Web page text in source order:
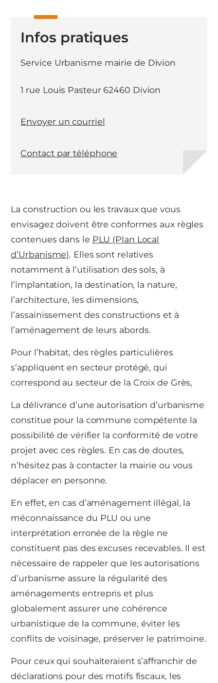
La construction ou les travaux que vous
envisagez doivent être conformes aux règles
contenues dans le PLU (Plan Local
d’Urbanisme). Elles sont relatives
notamment à l’utilisation des sols, à
l’implantation, la destination, la nature,
l’architecture, les dimensions,
l’assainissement des constructions et à
l’aménagement de leurs abords.
Pour l’habitat, des règles particulières
s’appliquent en secteur protégé, qui
correspond au secteur de la Croix de Grès,
La délivrance d’une autorisation d’urbanisme
constitue pour la commune compétente la
possibilité de vérifier la conformité de votre
projet avec ces règles. En cas de doutes,
n’hésitez pas à contacter la mairie ou vous
déplacer en personne.
En effet, en cas d’aménagement illégal, la
méconnaissance du PLU ou une
interprétation erronée de la règle ne
constituent pas des excuses recevables. Il est
nécessaire de rappeler que les autorisations
d’urbanisme assure la régularité des
aménagements entrepris et plus
globalement assurer une cohérence
urbanistique de la commune, éviter les
conflits de voisinage, préserver le patrimoine.
Pour ceux qui souhaiteraient s’affranchir de
déclarations pour des motifs fiscaux, les
Infos pratiques
Service Urbanisme mairie de Divion
1 rue Louis Pasteur 62460 Divion
Envoyer un courriel
Contact par téléphone